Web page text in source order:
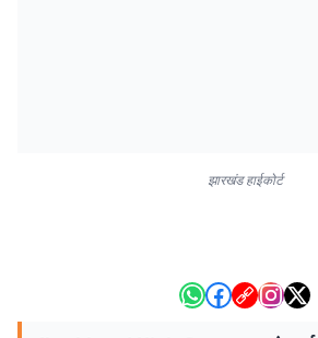
झारखंड हाईकोर्ट